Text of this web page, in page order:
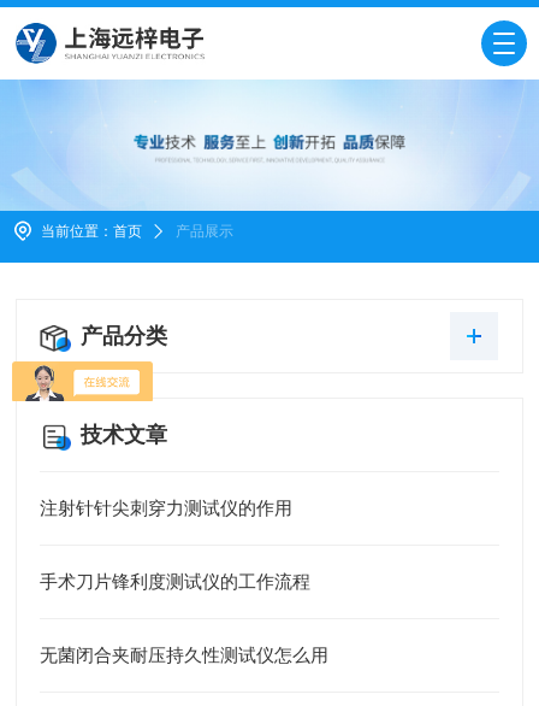
当前位置： 首页 产品展示
产品分类
技术文章
注射针针尖刺穿力测试仪的作用
手术刀片锋利度测试仪的工作流程
无菌闭合夹耐压持久性测试仪怎么用